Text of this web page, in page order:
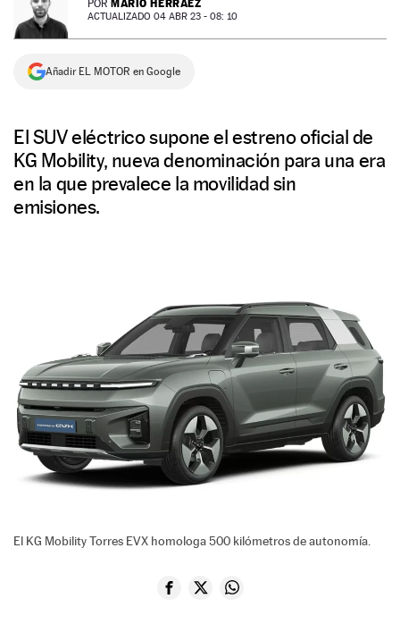
NEWSLETTER
SÍGUENOS
POR MARIO HERRÁEZ
ACTUALIZADO 04 ABR 23 - 08: 10
Añadir EL MOTOR en Google
El SUV eléctrico supone el estreno oficial de
KG Mobility, nueva denominación para una era
en la que prevalece la movilidad sin
emisiones.
El KG Mobility Torres EVX homologa 500 kilómetros de autonomía.